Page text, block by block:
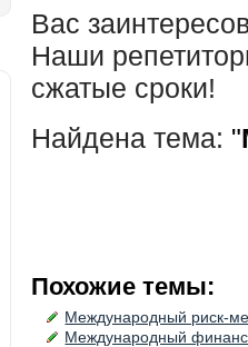
Вас
Наши
сжатые сроки!
Найдена тема: "
Похожие темы:
Международный риск-
Международный